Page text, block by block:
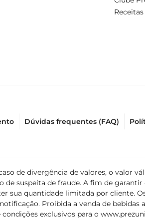
Receitas
Dúvidas frequentes (FAQ)
de divergência de valores, o valor
de suspeita de fraude. A fim de
sua quantidade limitada por cliente.
Proibida a venda de bebidas
exclusivos para o